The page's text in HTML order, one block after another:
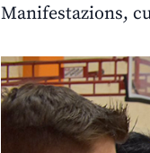
Manifestazions,